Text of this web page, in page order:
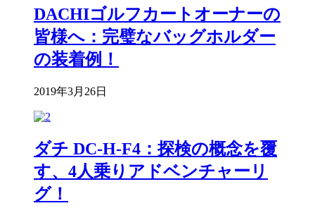
DACHIゴルフカートオーナーの
皆様へ：完璧なバッグホルダー
の装着例！
2019年3月26日
ダチ DC-H-F4：探検の概念を覆
す、4人乗りアドベンチャーリ
グ！